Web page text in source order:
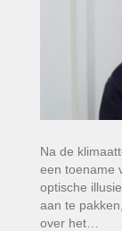
Na de
een toename
optische
aan te
over het…